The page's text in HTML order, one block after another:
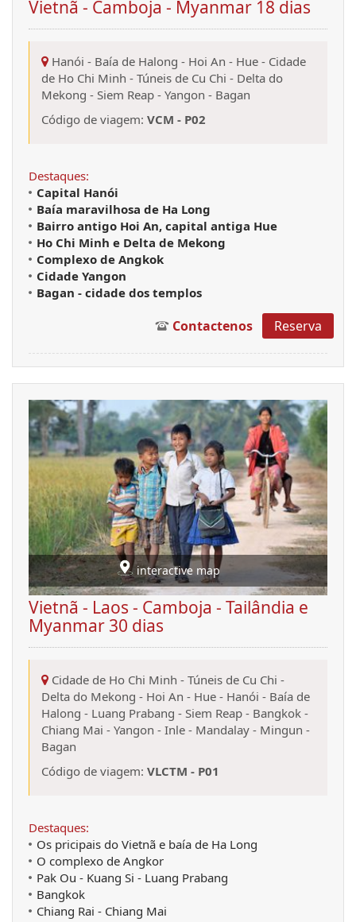
Vietnã - Camboja - Myanmar 18 dias
Hanói - Baía de Halong - Hoi An - Hue - Cidade
de Ho Chi Minh - Túneis de Cu Chi - Delta do
Mekong - Siem Reap - Yangon - Bagan
Código de viagem: VCM - P02
Destaques:
Capital Hanói
Baía maravilhosa de Ha Long
Bairro antigo Hoi An, capital antiga Hue
Ho Chi Minh e Delta de Mekong
Complexo de Angkok
Cidade Yangon
Bagan - cidade dos templos
Contactenos Reserva
interactive map
Vietnã - Laos - Camboja - Tailândia e
Myanmar 30 dias
Cidade de Ho Chi Minh - Túneis de Cu Chi -
Delta do Mekong - Hoi An - Hue - Hanói - Baía de
Halong - Luang Prabang - Siem Reap - Bangkok -
Chiang Mai - Yangon - Inle - Mandalay - Mingun -
Bagan
Código de viagem: VLCTM - P01
Destaques:
Os pricipais do Vietnã e baía de Ha Long
O complexo de Angkor
Pak Ou - Kuang Si - Luang Prabang
Bangkok
Chiang Rai - Chiang Mai